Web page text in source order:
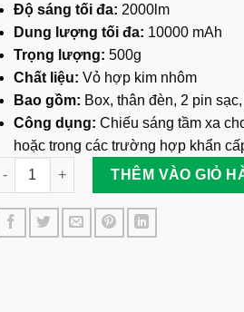
Độ sáng tối đa: 2000lm
Dung lượng tối đa: 10000 mAh
Trọng lượng: 500g
Chất liệu: Vỏ hợp kim nhôm
Bao gồm: Box, thân đèn, 2 pin
Công dụng: Chiếu sáng tầm xa
hoặc trong các trường hợp khẩn
Đèn Pin Wasing - H22 Siêu Sáng số
THÊM VÀO GIỎ